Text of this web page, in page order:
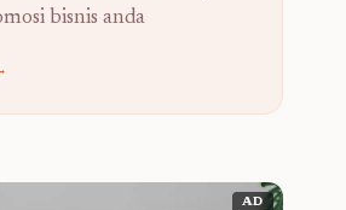
bisnis anda
AD